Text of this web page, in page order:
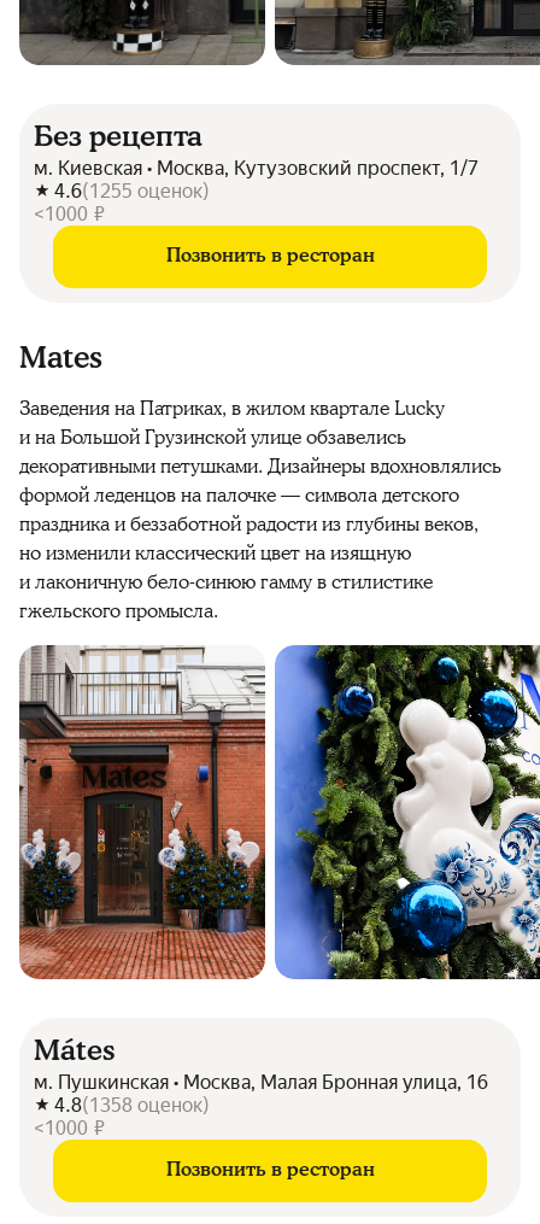
Без рецепта
м. Киевская • Москва, Кутузовский проспект, 1/7
4.6(1255 оценок)
<1000 ₽
Позвонить в ресторан
Mates
Заведения на Патриках, в жилом квартале Lucky
и на Большой Грузинской улице обзавелись
декоративными петушками. Дизайнеры вдохновлялись
формой леденцов на палочке — символа детского
праздника и беззаботной радости из глубины веков,
но изменили классический цвет на изящную
и лаконичную бело-синюю гамму в стилистике
гжельского промысла.
Mátes
м. Пушкинская • Москва, Малая Бронная улица, 16
4.8(1358 оценок)
<1000 ₽
Позвонить в ресторан